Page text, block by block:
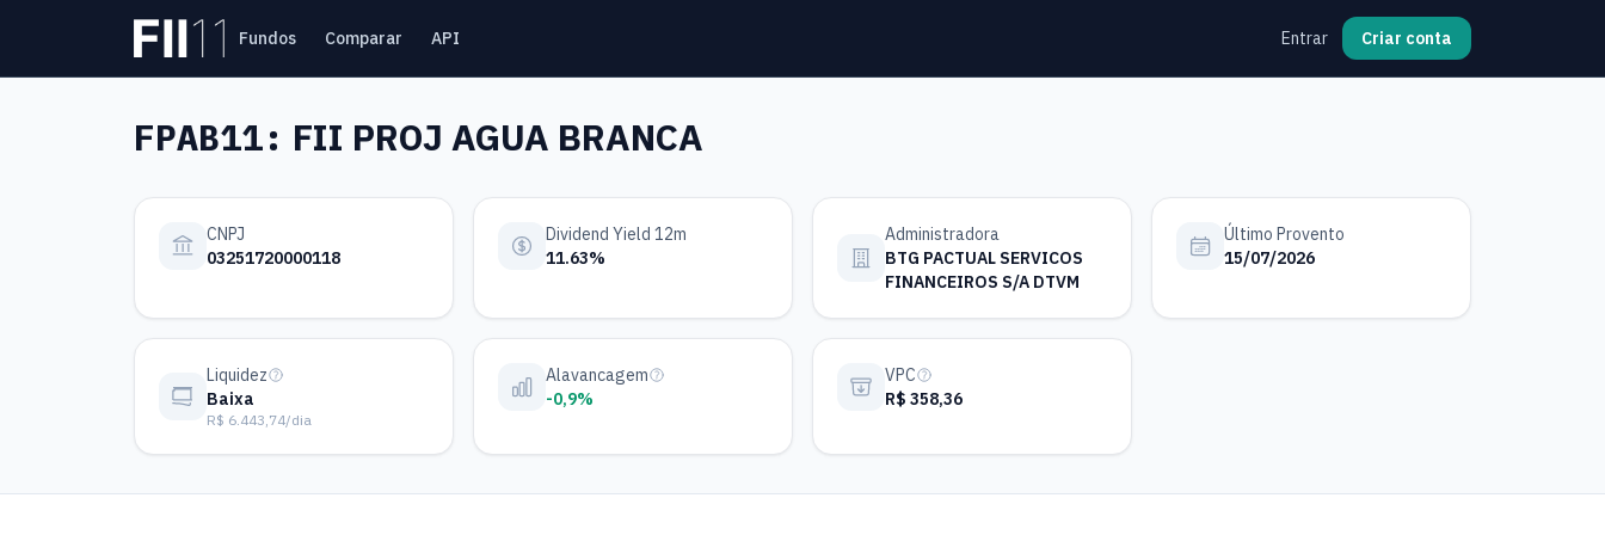
Pular para o conteúdo principal
Estatística FII
Fundos Comparar API Entrar Criar conta
FPAB11: FII PROJ AGUA BRANCA
CNPJ
03251720000118
Dividend Yield 12m
11.63%
Administradora
BTG PACTUAL SERVICOS
FINANCEIROS S/A DTVM
Último Provento
15/07/2026
Liquidez
Baixa
R$ 6.443,74/dia
Alavancagem
-0,9%
VPC
R$ 358,36